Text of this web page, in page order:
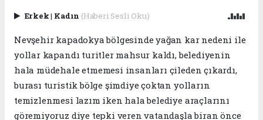
Erkek| Kadın (Haberi Sesli Oku)
Nevşehir kapadokya bölgesinde yağan kar nedeni ile
yollar kapandı turitler mahsur kaldı, belediyenin
hala müdehale etmemesi insanları çileden çıkardı,
burası turistik bölge şimdiye çoktan yolların
temizlenmesi lazım iken hala belediye araçlarını
göremiyoruz diye tepki veren vatandaşla biran önce